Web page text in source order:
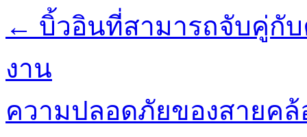
← บิ้วอินที่สามารถจับคู่กั
งาน
ความปลอดภัยของสายค